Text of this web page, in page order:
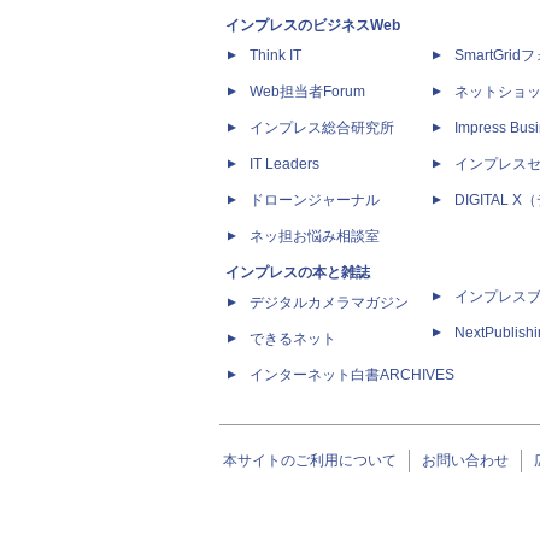
インプレスのビジネスWeb
Think IT
Web担当者Forum
インプレス総合研究所
IT Leaders
ドローンジャーナル
ネッ担お悩み相談室
インプレスの本と雑誌
デジタルカメラマガジン
できるネット
インターネット白書ARCHIVES
SmartGridフ
ネットショ
Impress
インプレス
DIGITAL X（
インプレス
本サイトのご利用について お問い合わせ